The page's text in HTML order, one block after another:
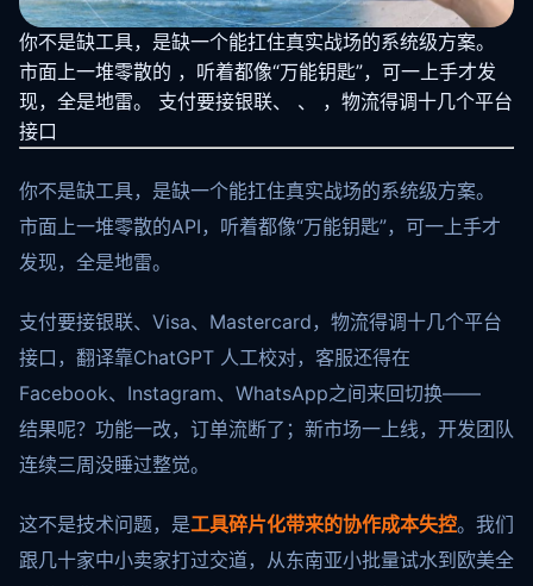
你不是缺工具，是缺一个能扛住真实战场的系统级方案。
市面上一堆零散的 ，听着都像“万能钥匙”，可一上手才发
现，全是地雷。 支付要接银联、 、 ，物流得调十几个平台
接口
你不是缺工具，是缺一个能扛住真实战场的系统级方案。
市面上一堆零散的API，听着都像“万能钥匙”，可一上手才
发现，全是地雷。
支付要接银联、Visa、Mastercard，物流得调十几个平台
接口，翻译靠ChatGPT 人工校对，客服还得在
Facebook、Instagram、WhatsApp之间来回切换——
结果呢？功能一改，订单流断了；新市场一上线，开发团队
连续三周没睡过整觉。
这不是技术问题，是工具碎片化带来的协作成本失控。我们
跟几十家中小卖家打过交道，从东南亚小批量试水到欧美全